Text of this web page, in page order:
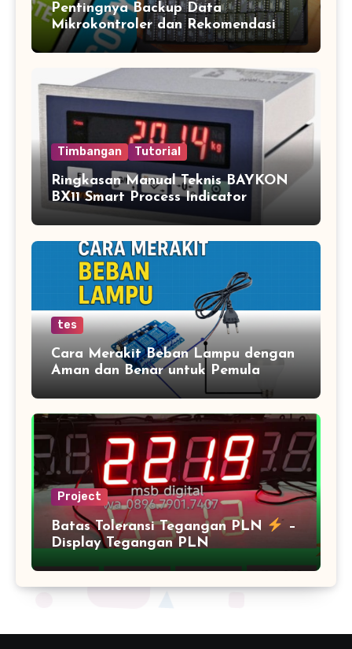
Pentingnya Backup Data
Mikrokontroler dan Rekomendasi
Jasa Copy IC Terpercaya
Timbangan Tutorial
Ringkasan Manual Teknis BAYKON
BX11 Smart Process Indicator
tes
Cara Merakit Beban Lampu dengan
Aman dan Benar untuk Pemula
Project
Batas Toleransi Tegangan PLN
–
Display Tegangan PLN